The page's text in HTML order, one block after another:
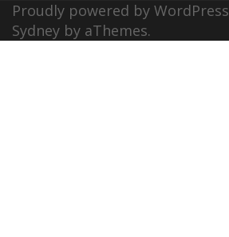
Proudly powered by WordPress
Sydney by aThemes.